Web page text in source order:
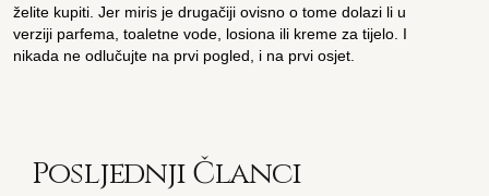
želite kupiti. Jer miris je drugačiji ovisno o tome dolazi li u
verziji parfema, toaletne vode, losiona ili kreme za tijelo. I
nikada ne odlučujte na prvi pogled, i na prvi osjet.
Posljednji Članci